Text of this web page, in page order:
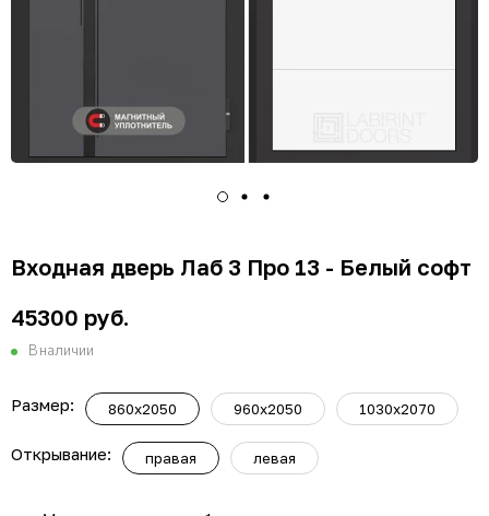
Входная дверь Лаб 3 Про 13 - Белый софт
45300 руб.
В наличии
Размер: 860х2050 960х2050 1030х2070
Открывание: правая левая